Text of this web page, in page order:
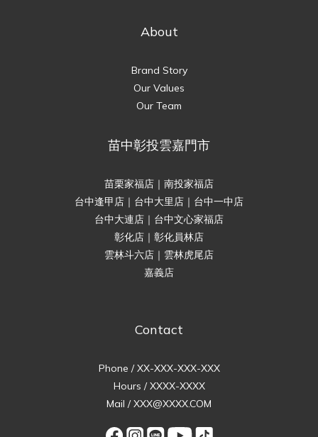
About
Brand Story
Our Values
Our Team
苗中彰投雲嘉門市
苗栗家福店｜南投家福店
台中逢甲店｜台中大里店｜台中一中店
台中大連店｜台中文心家福店
彰化店｜彰化員林店
雲林斗六店｜雲林虎尾店
嘉義店
Contact
Phone / XX-XXX-XXX-XXX
Hours / XXXX-XXXX
Mail / XXX@XXXX.COM